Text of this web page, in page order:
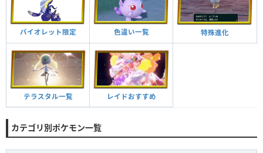
バイオレット限定 色違い一覧 特殊進化
テラスタル一覧 レイドおすすめ
カテゴリ別ポケモン一覧